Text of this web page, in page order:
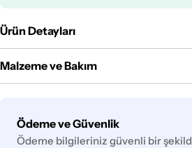
Ürün Detayları
Malzeme ve Bakım
Ödeme ve Güvenlik
Ödeme
yöntemleri
Ödeme bilgileriniz güvenli bir